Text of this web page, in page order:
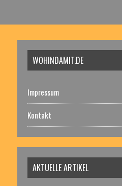
WOHINDAMIT.DE
Impressum
Kontakt
AKTUELLE ARTIKEL